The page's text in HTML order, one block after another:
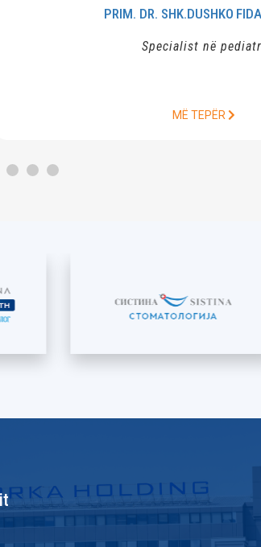
PRIM. DR. SHK.DUSHKOFIDANOVSKI
Specialist në pediatri